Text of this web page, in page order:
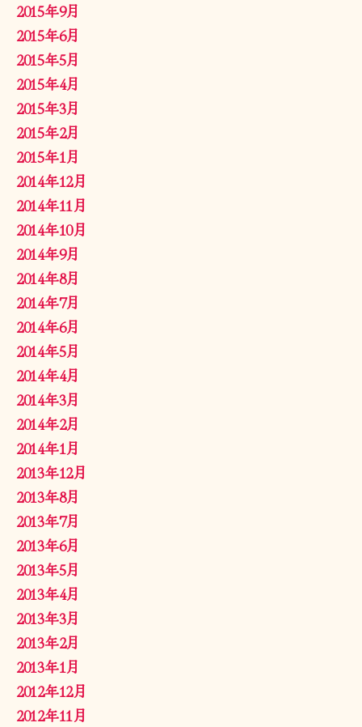
2015年9月
2015年6月
2015年5月
2015年4月
2015年3月
2015年2月
2015年1月
2014年12月
2014年11月
2014年10月
2014年9月
2014年8月
2014年7月
2014年6月
2014年5月
2014年4月
2014年3月
2014年2月
2014年1月
2013年12月
2013年8月
2013年7月
2013年6月
2013年5月
2013年4月
2013年3月
2013年2月
2013年1月
2012年12月
2012年11月